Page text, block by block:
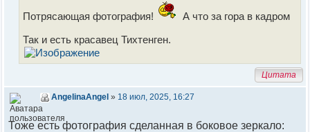
Потрясающая фотография!
А что за гора в кадром
Так и есть красавец Тихтенген.
Цитата
AngelinaAngel » 18 июл, 2025, 16:27
Тоже есть фотография сделанная в боковое зеркало: